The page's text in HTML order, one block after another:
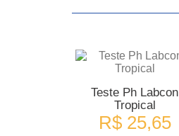
Teste Ph Labcon
Tropical
R$ 25,65